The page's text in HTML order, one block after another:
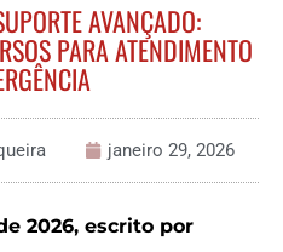
AVANÇADO:
PARA ATENDIMENTO
janeiro 29, 2026
2026, escrito por